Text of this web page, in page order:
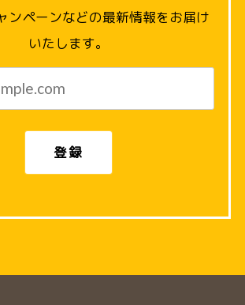
ンペーンなどの最新情報をお届け
いたします。
登録